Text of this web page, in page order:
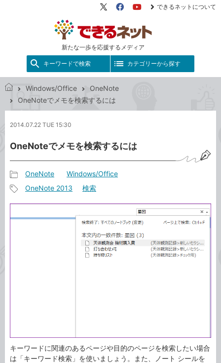
新たな一歩を応援するメディア
X（旧
FacebookYouTube
できるネットについて
キーワードで検索 カテゴリーから探す
で
ネ
ト
Windows/Office
OneNote
OneNoteでメモを検索するには
2014.07.22 TUE 15:30
OneNoteでメモを検索するには
事
カ
テ
OneNote Windows/Office
タ
OneNote 2013 検索
キーワードに関連のあるページや目的のページを検索したい場合
は「キーワード検索」を使いましょう。また、ノート シールを